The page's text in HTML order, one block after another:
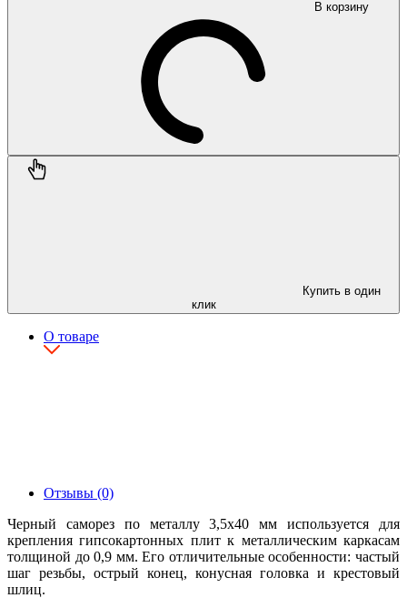
В корзину
Купить в один
клик
О товаре
Отзывы (0)
Черный саморез по металлу 3,5х40 мм используется для
крепления гипсокартонных плит к металлическим каркасам
толщиной до 0,9 мм. Его отличительные особенности: частый
шаг резьбы, острый конец, конусная головка и крестовый
шлиц.